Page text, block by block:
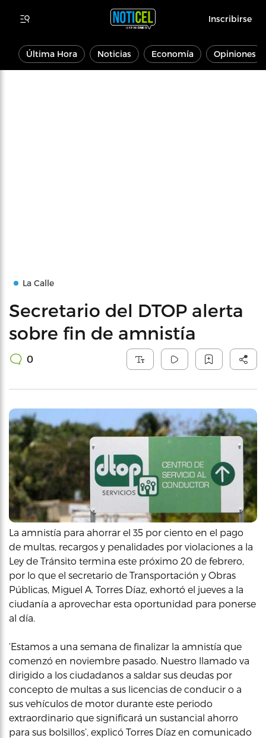
Inscribirse
Última Hora Noticias Economía Opiniones
La Calle
Secretario del DTOP alerta
sobre fin de amnistía
0
La amnistía para ahorrar el 35 por ciento en el pago
de multas, recargos y penalidades por violaciones a la
Ley de Tránsito termina este próximo 20 de febrero,
por lo que el secretario de Transportación y Obras
Públicas, Miguel A. Torres Díaz, exhortó el jueves a la
ciudanía a aprovechar esta oportunidad para ponerse
al día.
‘Estamos a una semana de finalizar la amnistía que
comenzó en noviembre pasado. Nuestro llamado va
dirigido a los ciudadanos a saldar sus deudas por
concepto de multas a sus licencias de conducir o a
sus vehículos de motor durante este periodo
extraordinario que significará un sustancial ahorro
para sus bolsillos’, explicó Torres Díaz en comunicado